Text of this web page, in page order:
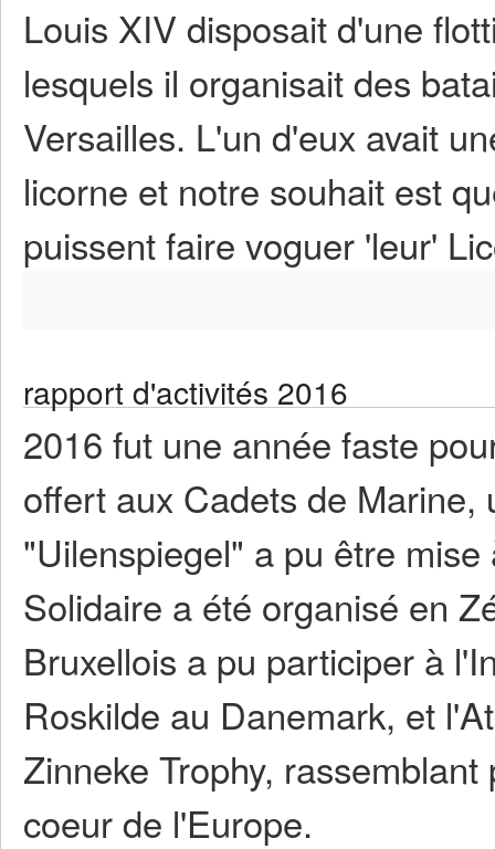
Louis XIV disposait d'une
lesquels il organisait des
Versailles. L'un d'eux avait
licorne et notre souhait est
puissent faire voguer 'leur'
rapport d'activités 2016
2016 fut une année faste
offert aux Cadets de Marine,
"Uilenspiegel" a pu être
Solidaire a été organisé en
Bruxellois a pu participer à
Roskilde au Danemark, et
Zinneke Trophy,
coeur de l'Europe.